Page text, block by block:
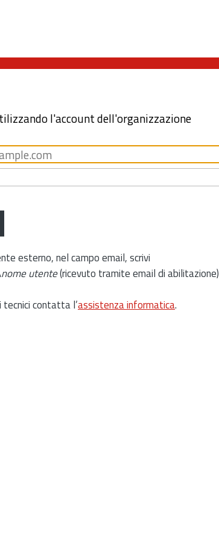
l'account dell'organizzazione
esterno, nel campo email, scrivi
nome utente(ricevuto tramite email di abilitazione)
contatta l’assistenza informatica.